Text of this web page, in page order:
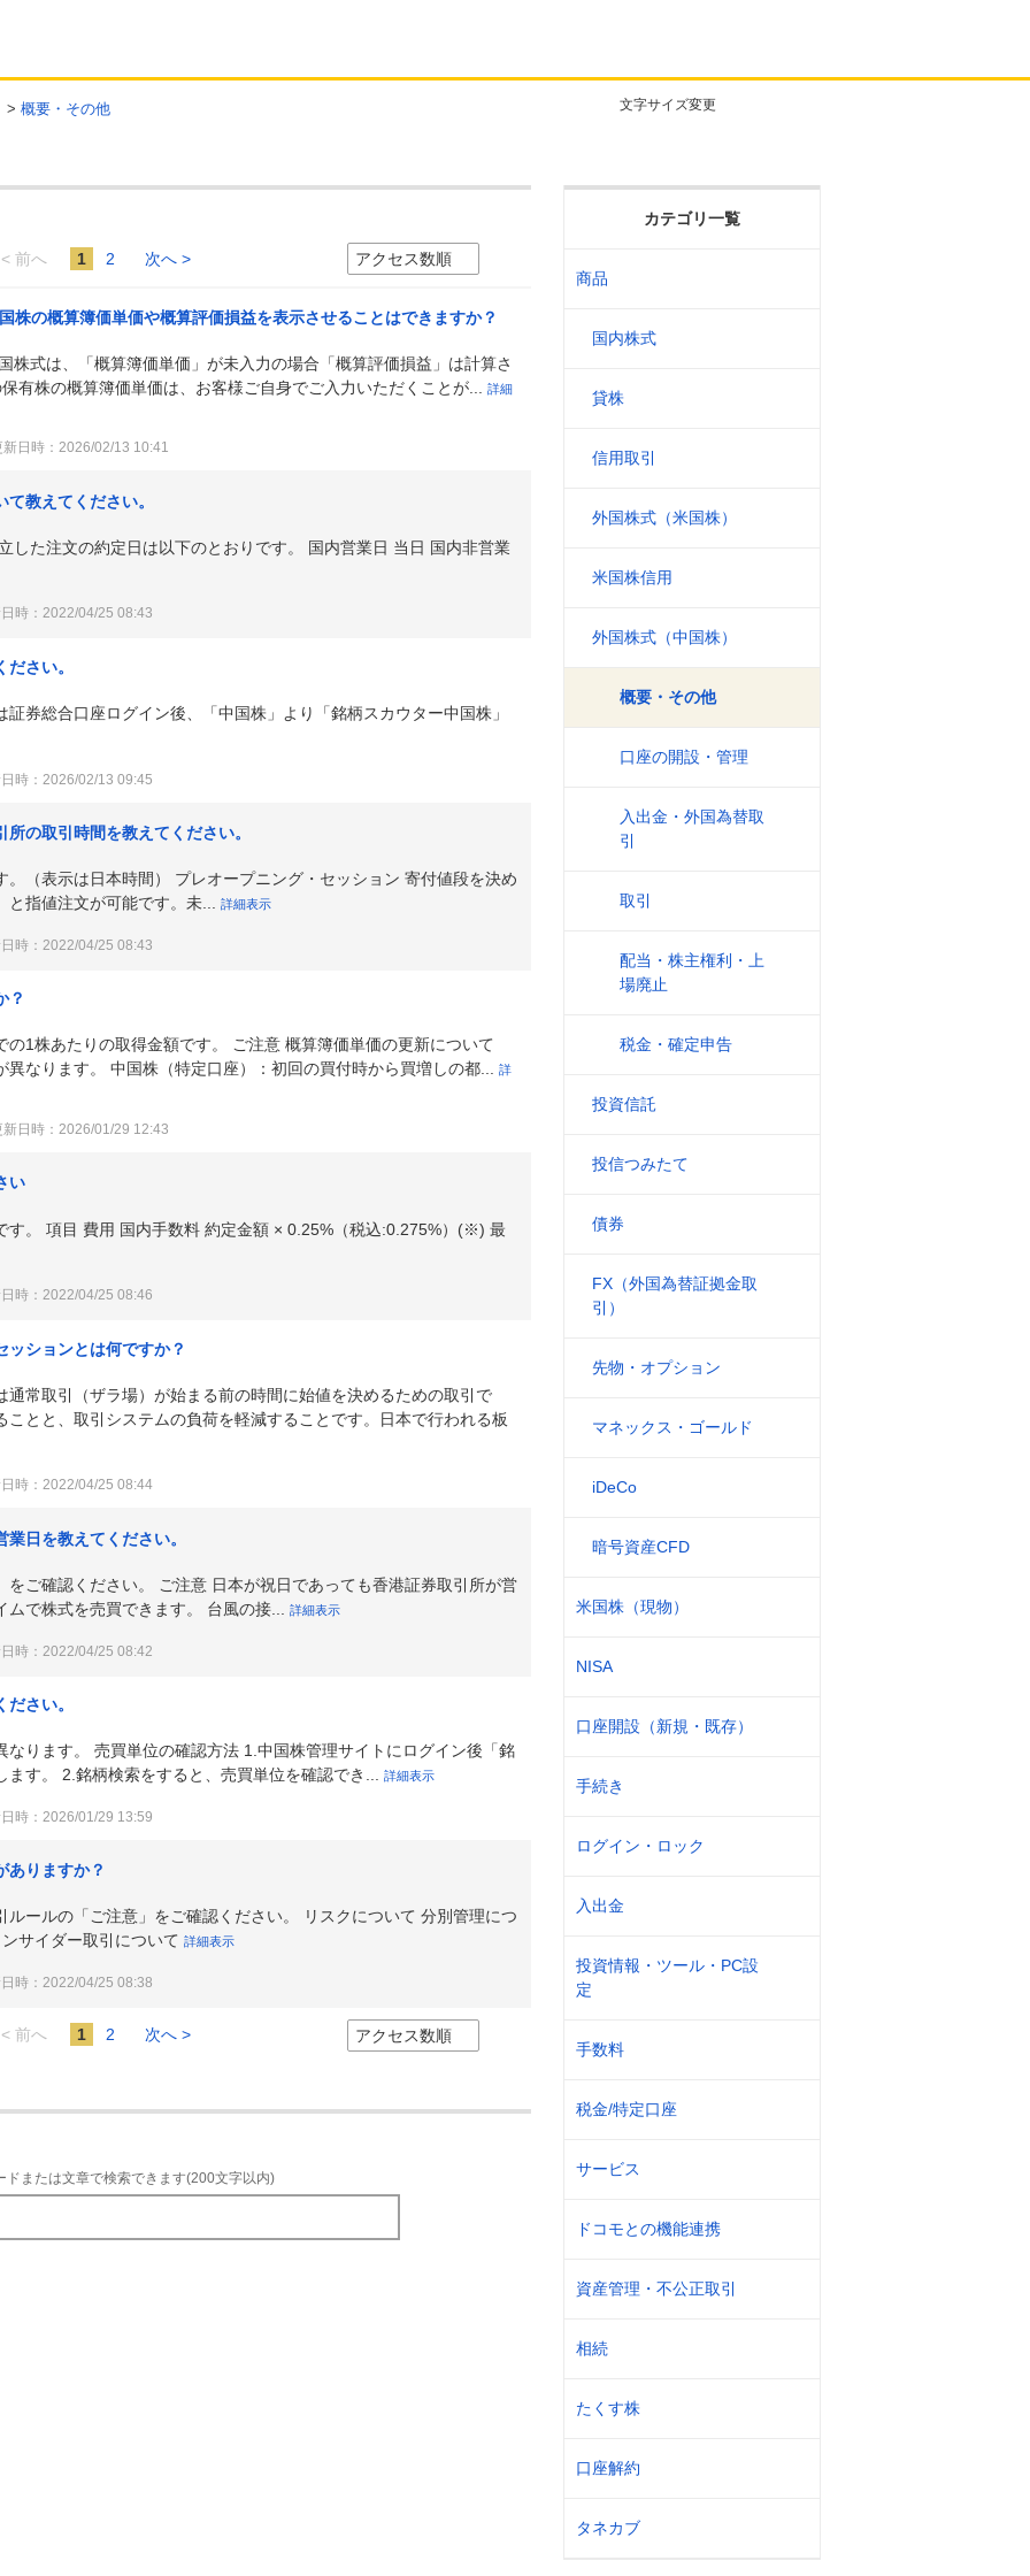
文字サイズ変更
> 概要・その他
カテゴリ一覧
商品
国内株式
貸株
信用取引
外国株式（米国株）
米国株信用
外国株式（中国株）
概要・その他
口座の開設・管理
入出金・外国為替取
引
取引
配当・株主権利・上
場廃止
税金・確定申告
投資信託
投信つみたて
債券
FX（外国為替証拠金取
引）
先物・オプション
マネックス・ゴールド
iDeCo
暗号資産CFD
米国株（現物）
NISA
口座開設（新規・既存）
手続き
ログイン・ロック
入出金
投資情報・ツール・PC設
定
手数料
税金/特定口座
サービス
ドコモとの機能連携
資産管理・不公正取引
相続
たくす株
口座解約
タネカブ
< 前へ 1 2 次へ >
株の概算簿価単価や概算評価損益を表示させることはできますか？
株式は、「概算簿価単価」が未入力の場合「概算評価損益」は計算さ
有株の概算簿価単価は、お客様ご自身でご入力いただくことが...詳細
新日時：2026/02/13 10:41
教えてください。
した注文の約定日は以下のとおりです。 国内営業日 当日 国内非営業
時：2022/04/25 08:43
さい。
券総合口座ログイン後、「中国株」より「銘柄スカウター中国株」
時：2026/02/13 09:45
の取引時間を教えてください。
（表示は日本時間） プレオープニング・セッション 寄付値段を決め
と指値注文が可能です。未...詳細表示
時：2022/04/25 08:43
？
の1株あたりの取得金額です。 ご注意 概算簿価単価の更新について
異なります。 中国株（特定口座）：初回の買付時から買増しの都...詳
新日時：2026/01/29 12:43
い
す。 項目 費用 国内手数料 約定金額 × 0.25%（税込:0.275%）(※) 最
時：2022/04/25 08:46
ッションとは何ですか？
通常取引（ザラ場）が始まる前の時間に始値を決めるための取引で
とと、取引システムの負荷を軽減することです。日本で行われる板
時：2022/04/25 08:44
日を教えてください。
ご確認ください。 ご注意 日本が祝日であっても香港証券取引所が営
ムで株式を売買できます。 台風の接...詳細表示
時：2022/04/25 08:42
さい。
なります。 売買単位の確認方法 1.中国株管理サイトにログイン後「銘
ます。 2.銘柄検索をすると、売買単位を確認でき...詳細表示
時：2026/01/29 13:59
ありますか？
ールの「ご注意」をご確認ください。 リスクについて 分別管理につ
サイダー取引について詳細表示
時：2022/04/25 08:38
< 前へ 1 2 次へ >
ドまたは文章で検索できます(200文字以内)